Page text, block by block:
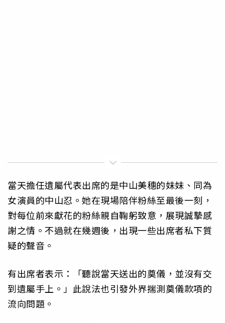
當天擔任遺屬代表出席的是中山美穗的妹妹、同為
女演員的中山忍。她在現場陪伴粉絲至最後一刻，
對每位前來獻花的粉絲親自鞠躬致意，展現誠摯感
謝之情。不過就在幾週後，出現一些出席者私下質
疑的聲音。
有出席者表示：「聽說當天送出的奠儀，並沒有交
到遺屬手上。」此說法也引發外界揣測奠儀款項的
流向問題。